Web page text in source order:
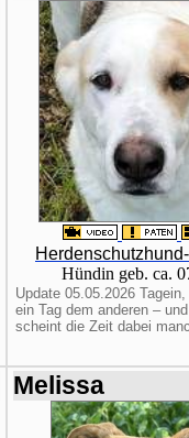
Hündin geb. ca.
Update 05.05.2026
ein Tag dem anderen –
scheint die Zeit dabei
Melissa